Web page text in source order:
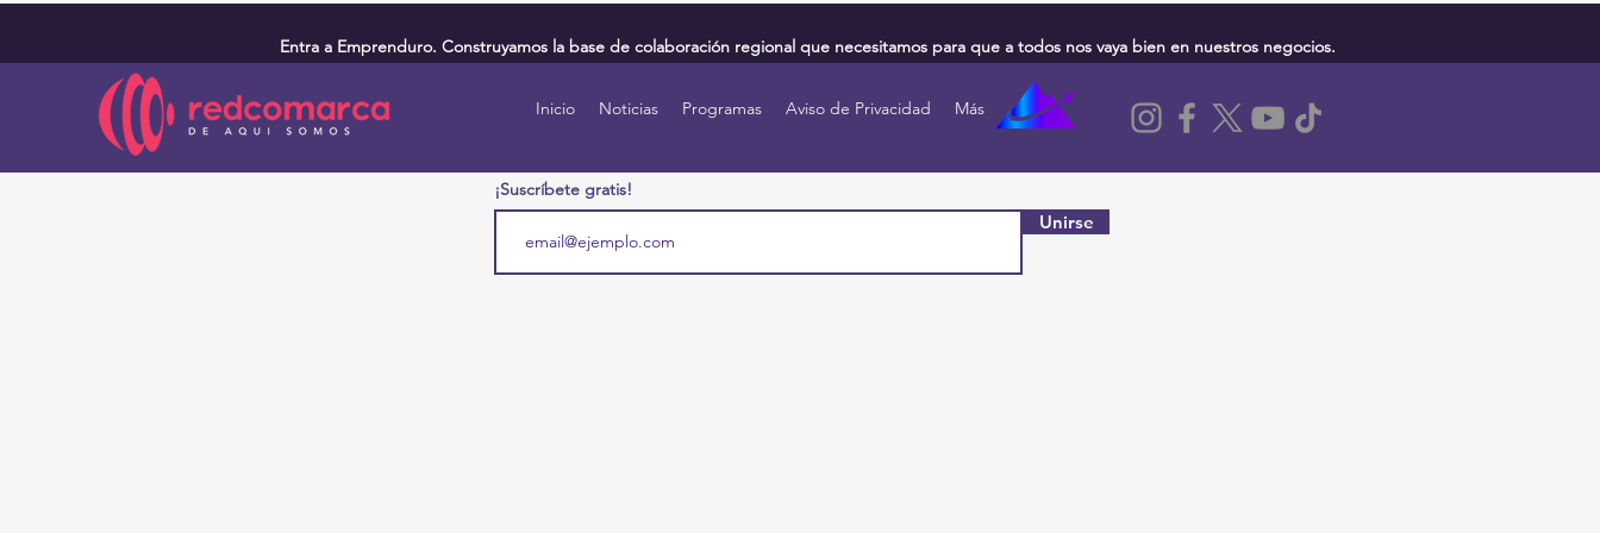
Entra a Emprenduro. Construyamos la base de colaboración regional que necesitamos para que a todos nos vaya bien en nuestros negocios.
Inicio Noticias Programas Aviso de Privacidad Más
¡Suscríbete gratis!
Unirse